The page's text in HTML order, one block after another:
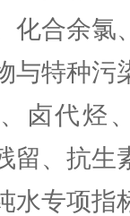
化合余氯
与特种污
卤代烃
留、抗生
水专项指